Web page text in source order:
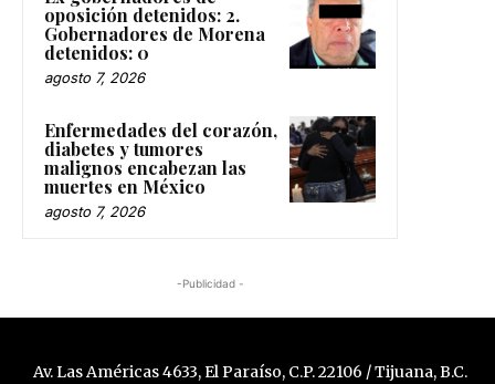
oposición detenidos: 2.
Gobernadores de Morena
detenidos: 0
agosto 7, 2026
Enfermedades del corazón,
diabetes y tumores
malignos encabezan las
muertes en México
agosto 7, 2026
-Publicidad -
Av. Las Américas 4633, El Paraíso, C.P. 22106 / Tijuana, B.C.